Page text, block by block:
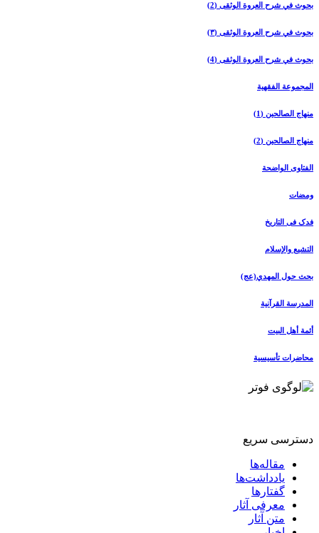
بحوث في شرح العروة الوثقی (2)
بحوث في شرح العروة الوثقی (۳)
بحوث في شرح العروة الوثقی (4)
المجموعة الفقهیة
منهاج الصالحین (1)
منهاج الصالحین (2)
الفتاوی الواضحة
ومضات
فدک فی التاریخ
التشیع والإسلام
بحث حول المهدي(عج)
المدرسة القرآنیة
أئمة أهل البیت
محاضرات تأسیسیة
دسترسی سریع
مقاله‌ها
یادداشت‌ها
گفتارها
معرفی آثار
متن آثار